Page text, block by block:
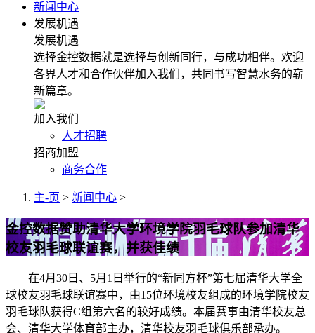
新闻中心
发展机遇
发展机遇
选择金控数据就是选择与创新同行，与成功相伴。欢迎
各界人才和合作伙伴加入我们，共同书写智慧水务的崭
新篇章。
加入我们
人才招聘
招商加盟
商务合作
主-页 > 新闻中心 >
金控数据赞助清华大学环境学院羽毛球队参加清华
校友羽毛球联谊赛，并获佳绩
在4月30日、5月1日举行的“新同方杯”第七届清华大学全
球校友羽毛球联谊赛中，由15位环境校友组成的环境学院校友
羽毛球队获得C组第六名的较好成绩。本届赛事由清华校友总
会、清华大学体育部主办，清华校友羽毛球俱乐部承办。